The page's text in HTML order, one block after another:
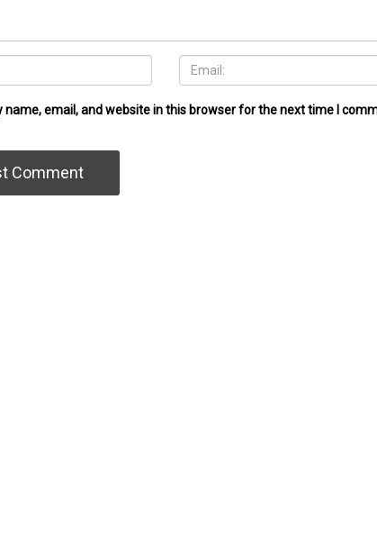
name, email, and website in this browser for the next time I